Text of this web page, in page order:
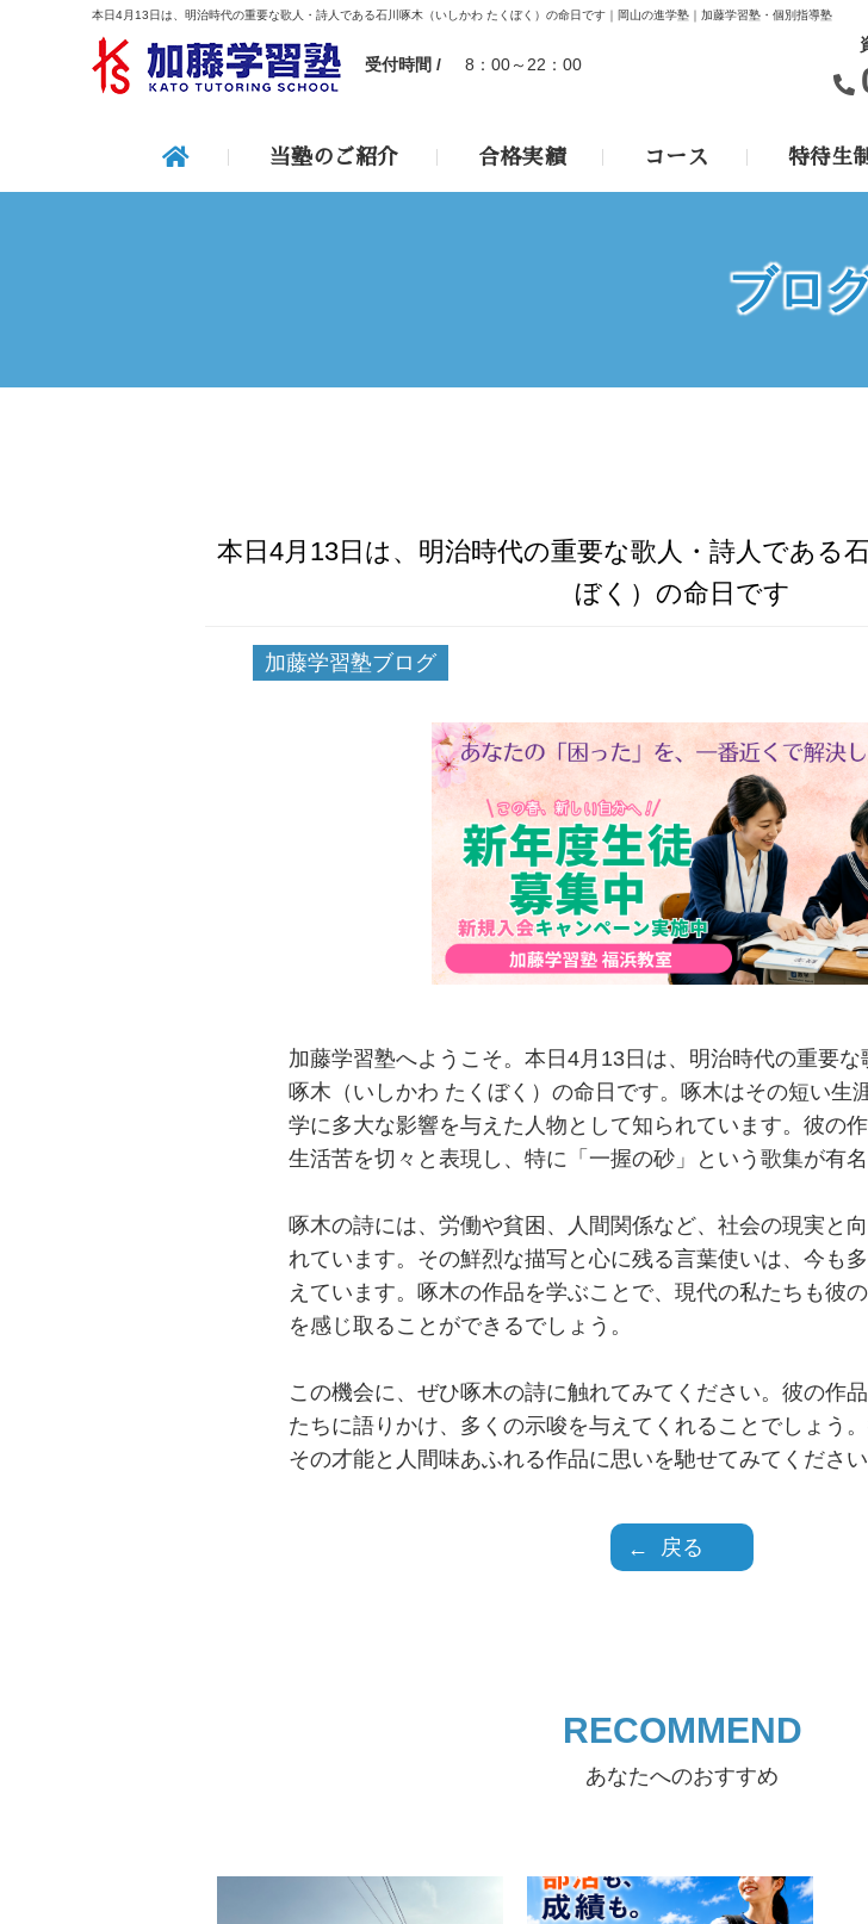
本日4月13日は、明治時代の重要な歌人・詩人である石川啄木（いしかわ たくぼく）の命日です｜岡山の進学塾｜加藤学習塾・個別指導塾
受付時間 / 8：00～22：00
当塾のご紹介 合格実績 コース 特待生
ブロ
本日4月13日は、明治時代の重要な歌人・詩人である
ぼく）の命日です
加藤学習塾ブログ
加藤学習塾へようこそ。本日4月13日は、明治時代の重要な
啄木（いしかわ たくぼく）の命日です。啄木はその短い生
学に多大な影響を与えた人物として知られています。彼の
生活苦を切々と表現し、特に「一握の砂」という歌集が有名
啄木の詩には、労働や貧困、人間関係など、社会の現実と
れています。その鮮烈な描写と心に残る言葉使いは、今も
えています。啄木の作品を学ぶことで、現代の私たちも彼
を感じ取ることができるでしょう。
この機会に、ぜひ啄木の詩に触れてみてください。彼の作
たちに語りかけ、多くの示唆を与えてくれることでしょう。
その才能と人間味あふれる作品に思いを馳せてみてください
戻る
RECOMMEND
あなたへのおすすめ